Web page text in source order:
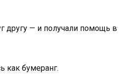
другу — и получали помощь в
как бумеранг.